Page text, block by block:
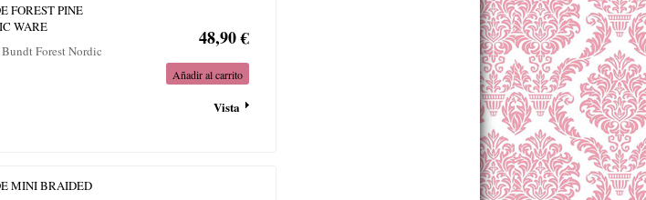
FOREST PINE
WARE
Forest Nordic
48,90 €
Añadir al carrito
Vista
MINI BRAIDED